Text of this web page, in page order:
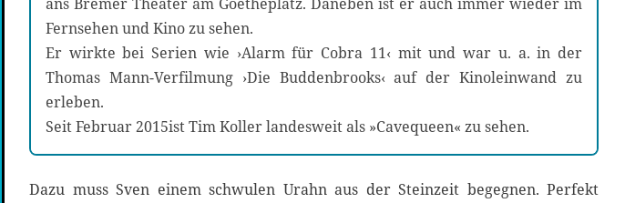
Fernsehen und Kino zu sehen.
Er wirkte bei Serien wie ›Alarm für Cobra 11‹ mit und war u. a. in der
Thomas Mann-Verfilmung ›Die Buddenbrooks‹ auf der Kinoleinwand zu
erleben.
Seit Februar 2015ist Tim Koller landesweit als »Cavequeen« zu sehen.
Dazu muss Sven einem schwulen Urahn aus der Steinzeit begegnen. Perfekt